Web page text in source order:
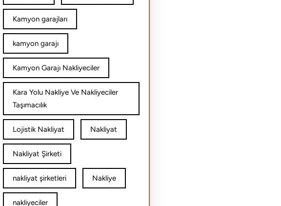
Kamyon garajları
kamyon garajı
Kamyon Garajı Nakliyeciler
Kara Yolu Nakliye Ve Nakliyeciler
Taşımacılık
Lojistik Nakliyat Nakliyat
Nakliyat Şirketi
nakliyat şirketleri Nakliye
nakliyeciler